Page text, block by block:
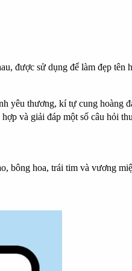
được sử dụng để làm đẹp tên
yêu thương, kí tự cung hoàng
và giải đáp một số câu hỏi
bông hoa, trái tim và vương